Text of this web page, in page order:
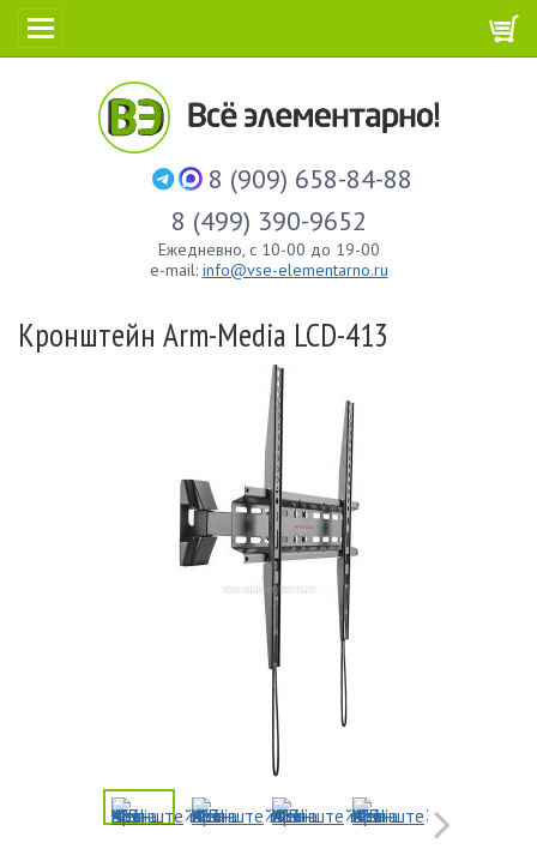
8 (909) 658-84-88
8 (499) 390-9652
Ежедневно, с 10-00 до 19-00
e-mail: info@vse-elementarno.ru
Кронштейн Arm-Media LCD-413